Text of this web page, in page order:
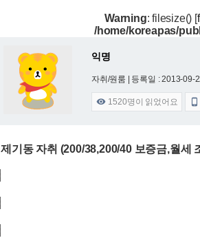
Warning: filesize() [
/home/koreapas/
익명
자취/원룸 | 등록일 : 2013-09-
 1520명이 읽었어요 
제기동 자취 (200/38,200/40 보증금,월세